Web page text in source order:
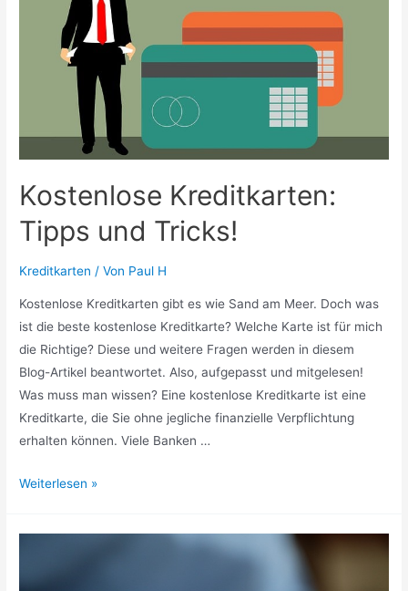
Nachteile.
Kostenlose Kreditkarten:
Tipps und Tricks!
Kreditkarten / Von Paul H
Kostenlose Kreditkarten gibt es wie Sand am Meer. Doch was
ist die beste kostenlose Kreditkarte? Welche Karte ist für mich
die Richtige? Diese und weitere Fragen werden in diesem
Blog-Artikel beantwortet. Also, aufgepasst und mitgelesen!
Was muss man wissen? Eine kostenlose Kreditkarte ist eine
Kreditkarte, die Sie ohne jegliche finanzielle Verpflichtung
erhalten können. Viele Banken …
Kostenlose
Weiterlesen »